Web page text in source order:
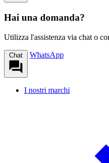
Hai una domanda?
Utilizza l'assistenza via chat o
Chat WhatsApp
I nostri marchi